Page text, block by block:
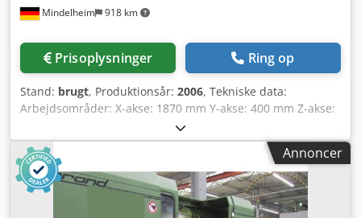
Mindelheim 918 km
Prisoplysninger Ring op
Stand: brugt, Produktionsår: 2006, Tekniske data:
Arbejdsområder: X-akse: 1870 mm Y-akse: 400 mm Z-akse:
560 mm C-akse omdrejningstal: 3000 1/min Maks.
slibeområde: 1700 x 620 mm uden bordopretter: 1500 x
620 mm Bordopretter, diamant-hjul: ø 110 mm
Slibeskrivediameter: 400 mm Maks. bredde: 100 mm
Slibeskiveboring: 127 mm Afstand bord-spindelcenter: 800
mm Bordhøjde: 900 mm Maks. bordbelastning: 2200 kg
Annoncer